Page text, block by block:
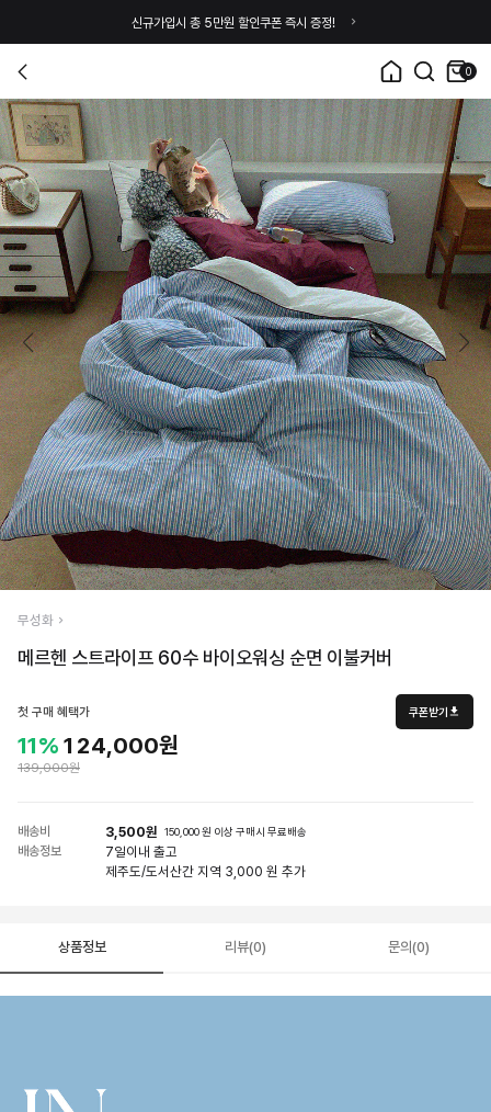
신규가입시 총 5만원 할인쿠폰 즉시 증정!
0
무성화
메르헨 스트라이프 60수 바이오워싱 순면 이불커버
첫 구매 혜택가 쿠폰받기
11% 124,000원
139,000원
배송비 3,500원 150,000 원 이상 구매시 무료배송
배송정보 7일이내 출고
제주도/도서산간 지역 3,000 원 추가
상품정보 리뷰(0) 문의(0)